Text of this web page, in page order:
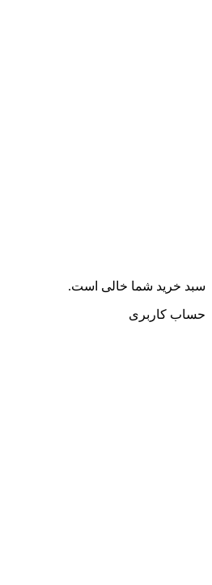
سبد خرید شما خالی است.
حساب کاربری